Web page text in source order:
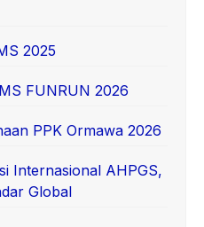
2025
FUNRUN 2026
PPK Ormawa 2026
Internasional AHPGS,
Global